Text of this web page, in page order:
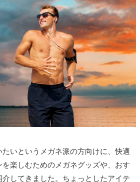
いというメガネ派の方向けに、快適
楽しむためのメガネグッズや、おす
してきました。ちょっとしたアイテ